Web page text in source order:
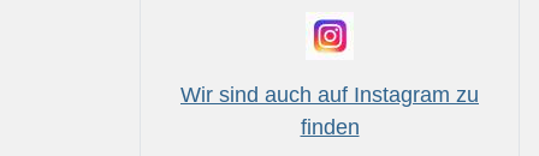
Wir sind auch auf Instagram zu
finden